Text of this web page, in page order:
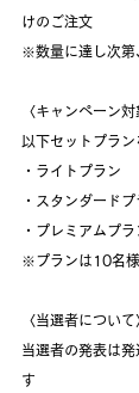
けのご注文
※数量に達し次第
〈キャンペーン対
以下セットプラ
・ライトプラン
・スタンダードプ
・プレミアムプラ
※プランは10名
〈当選者について
当選者の発表は
す